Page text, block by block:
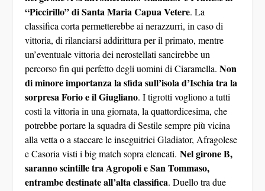
sorpresa Forio e il Giugliano. I tigrotti vogliono a tutti
costi la vittoria in una giornata, la quattordicesima, che
potrebbe portare la squadra di Sestile sempre più vicina
alla vetta o a staccare le inseguitrici Gladiator, Afragolese
e Casoria visti i big match sopra elencati.Nel girone B,
saranno scintille tra Agropoli e San Tommaso,
entrambe destinate all’alta classifica. Duello tra due
grandi allenatori, Gianluca Esposito contro Ciccio
Messina, e tra due talenti, Capozzoli contro Carotenuto.
Sarà spettacolo ad Agropoli così come al “Canada –
Cioffi” di Cervinara dove arriverà la Scafatese dei
grandi nomi. Il club canarino, alla riapertura del
mercato, ha messo su uno squadrone pazzesco che